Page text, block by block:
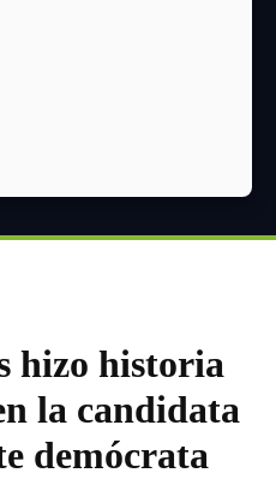
hizo historia
la candidata
demócrata